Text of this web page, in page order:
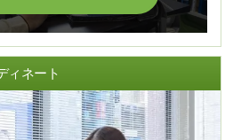
ィネート